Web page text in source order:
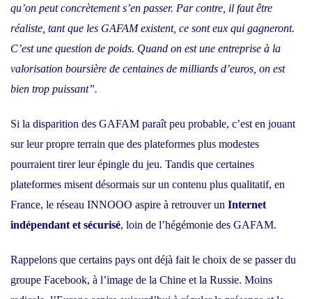
qu’on peut concrètement s’en passer. Par contre, il faut être
réaliste, tant que les GAFAM existent, ce sont eux qui gagneront.
C’est une question de poids. Quand on est une entreprise à la
valorisation boursière de centaines de milliards d’euros, on est
bien trop puissant”.
Si la disparition des GAFAM paraît peu probable, c’est en jouant
sur leur propre terrain que des plateformes plus modestes
pourraient tirer leur épingle du jeu. Tandis que certaines
plateformes misent désormais sur un contenu plus qualitatif, en
France, le réseau INNOOO aspire à retrouver un Internet
indépendant et sécurisé, loin de l’hégémonie des GAFAM.
Rappelons que certains pays ont déjà fait le choix de se passer du
groupe Facebook, à l’image de la Chine et la Russie. Moins